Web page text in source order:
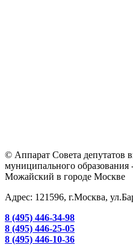
© Аппарат Совета депутатов
муниципального
Можайский в городе Москве
Адрес: 121596, г.Москва,
8 (495) 446-34-98
8 (495) 446-25-05
8 (495) 446-10-36